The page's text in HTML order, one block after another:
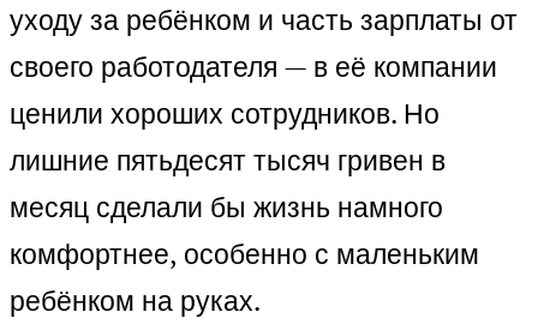
уходу за ребёнком и часть зарплаты от
своего работодателя — в её компании
ценили хороших сотрудников. Но
лишние пятьдесят тысяч гривен в
месяц сделали бы жизнь намного
комфортнее, особенно с маленьким
ребёнком на руках.